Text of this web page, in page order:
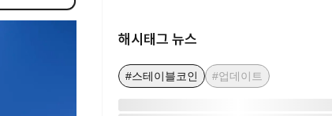
해시태그 뉴스
#스테이블코인 #업데이트